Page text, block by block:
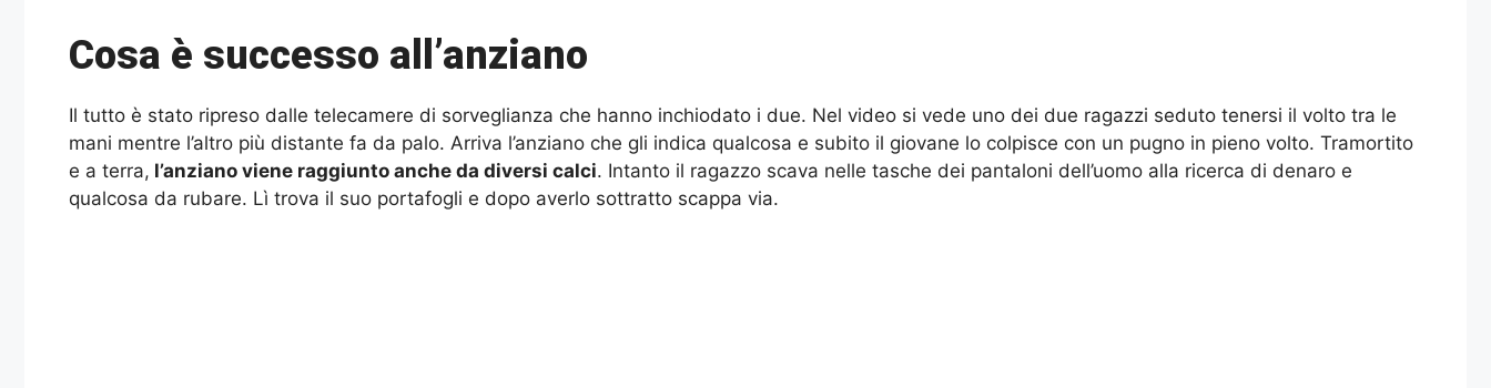
Cosa è successo all’anziano
Il tutto è stato ripreso dalle telecamere di sorveglianza che hanno inchiodato i due. Nel video si vede uno dei due ragazzi seduto tenersi il volto tra le
mani mentre l’altro più distante fa da palo. Arriva l’anziano che gli indica qualcosa e subito il giovane lo colpisce con un pugno in pieno volto. Tramortito
e a terra, l’anziano viene raggiunto anche da diversi calci. Intanto il ragazzo scava nelle tasche dei pantaloni dell’uomo alla ricerca di denaro e
qualcosa da rubare. Lì trova il suo portafogli e dopo averlo sottratto scappa via.